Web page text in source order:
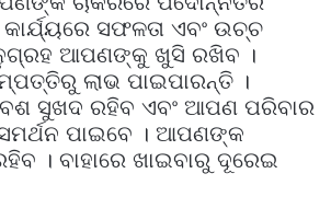
ସଫଳତା ଏବଂ ଉଚ୍ଚ
ଆପଣଙ୍କୁ ଖୁସି ରଖିବ ।
ଲାଭ ପାଇପାରନ୍ତି ।
ସୁଖଦ ରହିବ ଏବଂ ଆପଣ ପରିବାର
ପାଇବେ । ଆପଣଙ୍କ
। ବାହାରେ ଖାଇବାରୁ ଦୂରେଇ